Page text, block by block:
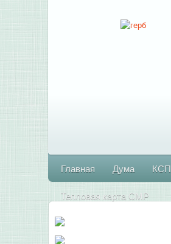
Главная Дума КСП
Тепловая карта СМР